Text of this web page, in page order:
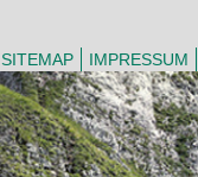
SITEMAP IMPRESSUM